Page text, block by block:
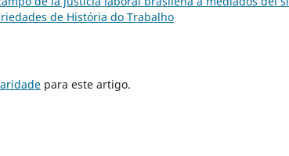
de História do Trabalho
para este artigo.